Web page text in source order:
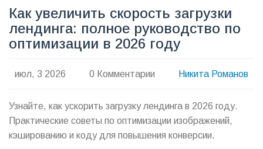
Как увеличить скорость загрузки
лендинга: полное руководство по
оптимизации в 2026 году
июл, 3 2026 0 Комментарии Никита Романов
Узнайте, как ускорить загрузку лендинга в 2026 году.
Практические советы по оптимизации изображений,
кэшированию и коду для повышения конверсии.